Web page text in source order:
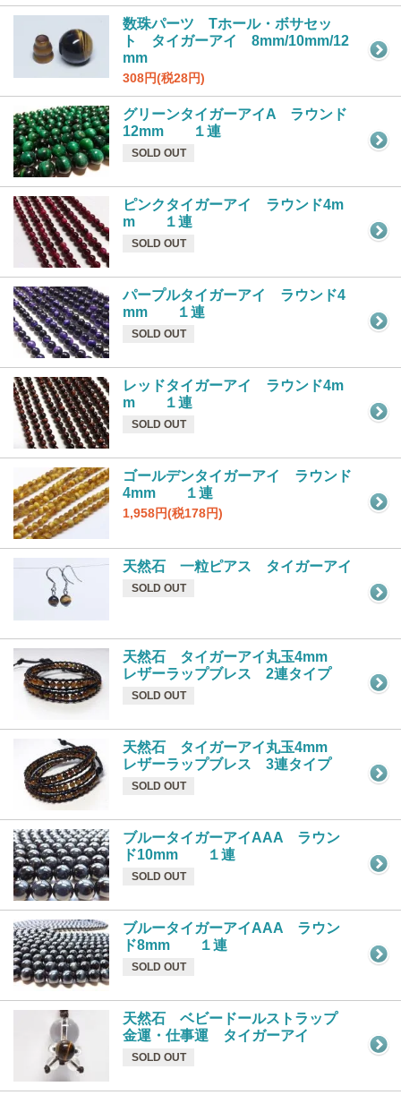
数珠パーツ Tホール・ボサセッ
ト タイガーアイ 8mm/10mm/12
mm
308円(税28円)
グリーンタイガーアイA ラウンド
12mm １連
SOLD OUT
ピンクタイガーアイ ラウンド4m
m １連
SOLD OUT
パープルタイガーアイ ラウンド4
mm １連
SOLD OUT
レッドタイガーアイ ラウンド4m
m １連
SOLD OUT
ゴールデンタイガーアイ ラウンド
4mm １連
1,958円(税178円)
天然石 一粒ピアス タイガーアイ
SOLD OUT
天然石 タイガーアイ丸玉4mm
レザーラップブレス 2連タイプ
SOLD OUT
天然石 タイガーアイ丸玉4mm
レザーラップブレス 3連タイプ
SOLD OUT
ブルータイガーアイAAA ラウン
ド10mm １連
SOLD OUT
ブルータイガーアイAAA ラウン
ド8mm １連
SOLD OUT
天然石 ベビードールストラップ
金運・仕事運 タイガーアイ
SOLD OUT